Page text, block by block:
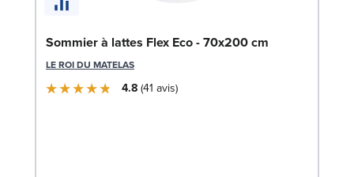
Sommier à lattes Flex Eco - 70x200 cm
LE ROI DU MATELAS
4.8 41 avis